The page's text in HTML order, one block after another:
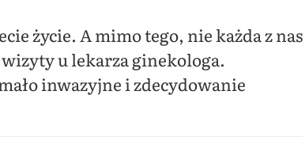
życie. A mimo tego, nie każda z nas
u lekarza ginekologa.
inwazyjne i zdecydowanie